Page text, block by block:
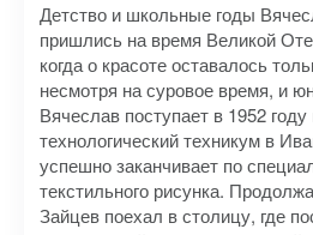
Детство и школьные годы
пришлись на время Великой
когда о красоте оставалось
несмотря на суровое время, и
Вячеслав поступает в 1952
технологический техникум в
успешно заканчивает по
текстильного рисунка.
Зайцев поехал в столицу, где